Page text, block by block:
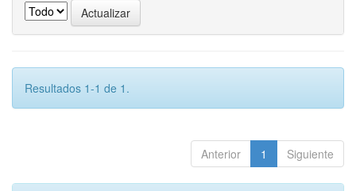
Resultados 1-1 de 1.
Anterior 1 Siguiente